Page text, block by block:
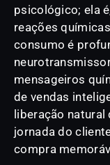
psicológico; ela
reações
consumo é
mensageiros
de vendas
liberação
jornada do
compra